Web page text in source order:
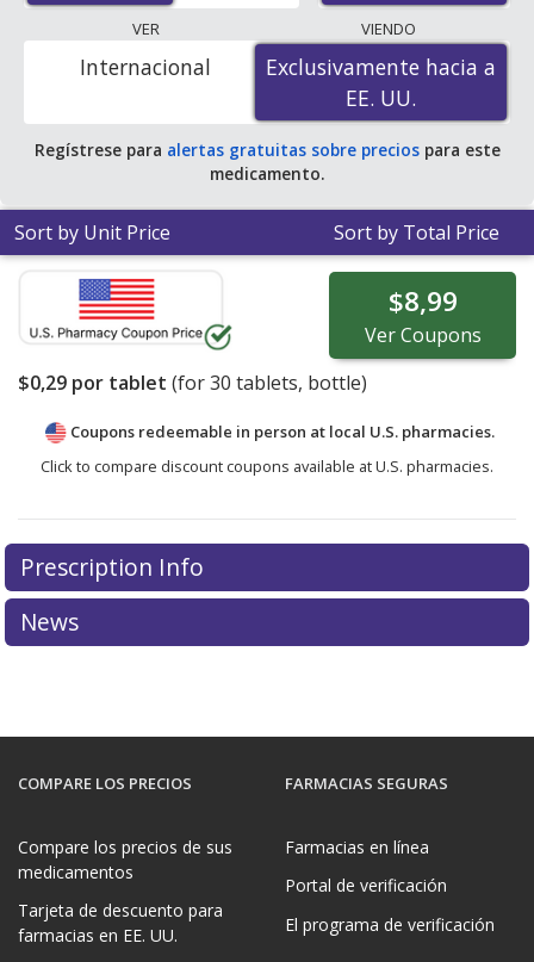
retail price of $0.63 per tablet for 30 tablets. Enter your
ZIP Code to compare discount generic Wellbutrin
(bupropion) coupon prices in your area.
VER
Exclusivamente hacia a
EE. UU.
Internacional
VIENDO
Exclusivamente hacia a
EE. UU.
Regístrese para alertas gratuitas sobre preciospara este
medicamento.
Sort by Unit Price Sort by Total Price
$8,99
VerCoupons
$0,29 por tablet (for30 tablets, bottle)
Coupons redeemable in person at local U.S. pharmacies.
Click to compare discount coupons available at U.S. pharmacies.
Prescription Info
News
COMPARE LOS PRECIOS
Compare los precios de sus
medicamentos
Tarjeta de descuento para
farmacias en EE. UU.
FARMACIAS SEGURAS
Farmacias en línea
Portal de verificación
El programa de verificación